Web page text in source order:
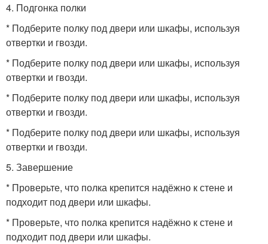
4. Подгонка полки
* Подберите полку под двери или шкафы, используя
отвертки и гвозди.
* Подберите полку под двери или шкафы, используя
отвертки и гвозди.
* Подберите полку под двери или шкафы, используя
отвертки и гвозди.
* Подберите полку под двери или шкафы, используя
отвертки и гвозди.
5. Завершение
* Проверьте, что полка крепится надёжно к стене и
подходит под двери или шкафы.
* Проверьте, что полка крепится надёжно к стене и
подходит под двери или шкафы.